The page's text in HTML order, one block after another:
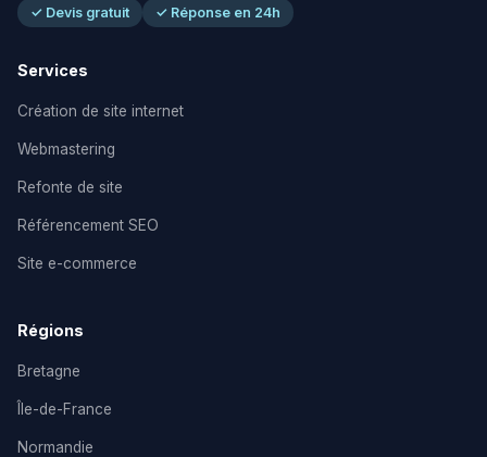
✓ Devis gratuit ✓ Réponse en 24h
Services
Création de site internet
Webmastering
Refonte de site
Référencement SEO
Site e-commerce
Régions
Bretagne
Île-de-France
Normandie